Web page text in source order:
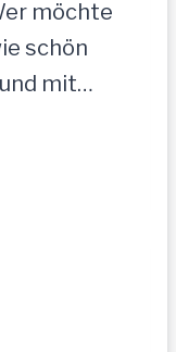
möchte
schön
mit…